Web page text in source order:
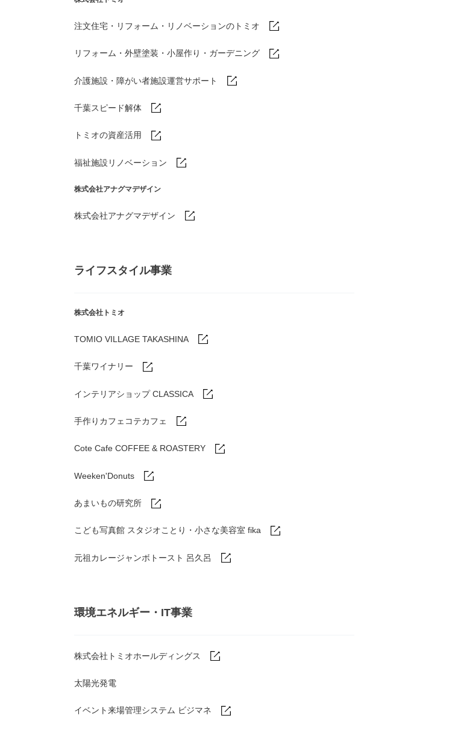
注文住宅・リフォーム・リノベーションのトミオ
リフォーム・外壁塗装・小屋作り・ ガーデニング
介護施設・障がい者施設運営サポート
千葉スピード解体
トミオの資産活用
福祉施設リノベーション
株式会社アナグマデザイン
株式会社アナグマデザイン
ライフスタイル事業
株式会社トミオ
TOMIO VILLAGE TAKASHINA
千葉ワイナリー
インテリアショップ CLASSICA
手作りカフェコテカフェ
Cote Cafe COFFEE & ROASTERY
Weeken'Donuts
あまいもの研究所
こども写真館 スタジオことり・小さな美容室 fika
元祖カレージャンボトースト 呂久呂
環境エネルギー・IT事業
株式会社トミオホールディングス
太陽光発電
イベント来場管理システム ビジマネ